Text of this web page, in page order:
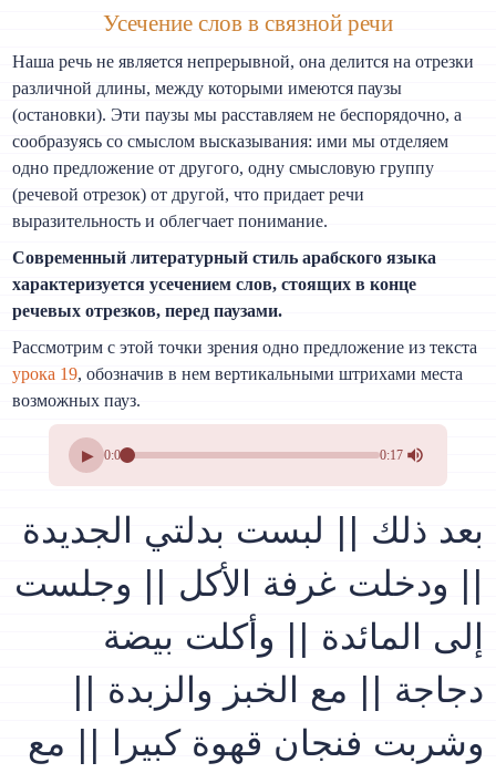
Усечение слов в связной речи
Наша речь не является непрерывной, она делится на отрезки
различной длины, между которыми имеются паузы
(остановки). Эти паузы мы расставляем не беспорядочно, а
сообразуясь со смыслом высказывания: ими мы отделяем
одно предложение от другого, одну смысловую группу
(речевой отрезок) от другой, что придает речи
выразительность и облегчает понимание.
Современный литературный стиль арабского языка
характеризуется усечением слов, стоящих в конце
речевых отрезков, перед паузами.
Рассмотрим с этой точки зрения одно предложение из текста
урока 19, обозначив в нем вертикальными штрихами места
возможных пауз.
▶ 0:00 0:17
بعد ذلك || لبست بدلتي الجديدة
|| ودخلت غرفة الأكل || وجلست
إلى المائدة || وأكلت بيضة
دجاجة || مع الخبز والزبدة ||
وشربت فنجان قهوة كبيرا || مع